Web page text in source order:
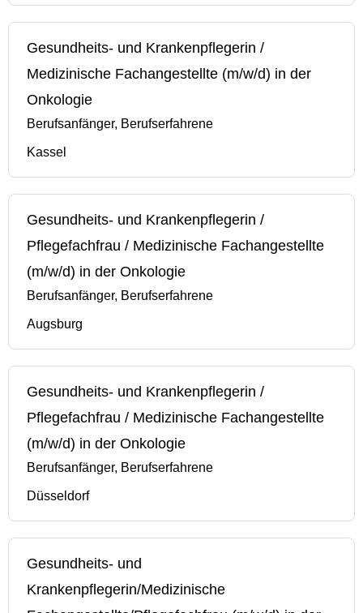
Gesundheits- und Krankenpflegerin /
Medizinische Fachangestellte (m/w/d) in der
Onkologie
Berufsanfänger, Berufserfahrene
Kassel
Gesundheits- und Krankenpflegerin /
Pflegefachfrau / Medizinische Fachangestellte
(m/w/d) in der Onkologie
Berufsanfänger, Berufserfahrene
Augsburg
Gesundheits- und Krankenpflegerin /
Pflegefachfrau / Medizinische Fachangestellte
(m/w/d) in der Onkologie
Berufsanfänger, Berufserfahrene
Düsseldorf
Gesundheits- und
Krankenpflegerin/Medizinische